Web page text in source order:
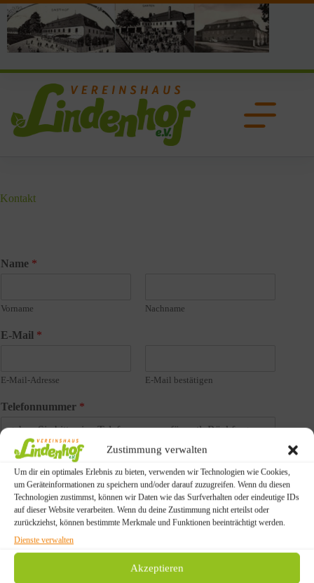
Zustimmung verwalten
Um dir ein optimales Erlebnis zu bieten, verwenden wir Technologien wie Cookies,
um Geräteinformationen zu speichern und/oder darauf zuzugreifen. Wenn du diesen
Technologien zustimmst, können wir Daten wie das Surfverhalten oder eindeutige IDs
auf dieser Website verarbeiten. Wenn du deine Zustimmung nicht erteilst oder
zurückziehst, können bestimmte Merkmale und Funktionen beeinträchtigt werden.
Dienste verwalten
Akzeptieren
Zum
Inhalt
springen
Kontakt
Name *
Vorname Nachname
E-Mail *
E-Mail-Adresse E-Mail bestätigen
Telefonnummer *
Ihr Nachricht an uns ...*